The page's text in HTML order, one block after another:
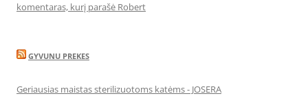
komentaras, kurį parašė Robert
GYVUNU PREKES
Geriausias maistas sterilizuotoms katėms - JOSERA